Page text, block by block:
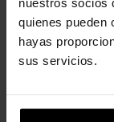
quienes pueden
hayas
sus servicios.
Correas
Personalizables